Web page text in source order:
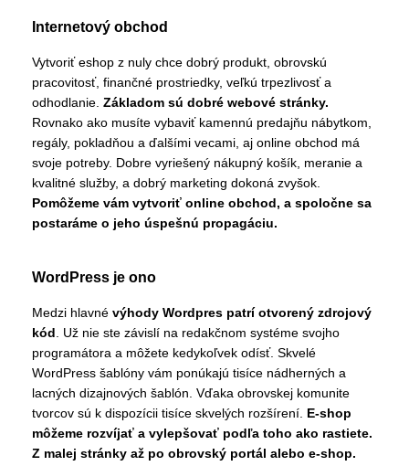
Internetový obchod
Vytvoriť eshop z nuly chce dobrý produkt, obrovskú
pracovitosť, finančné prostriedky, veľkú trpezlivosť a
odhodlanie. Základom sú dobré webové stránky.
Rovnako ako musíte vybaviť kamennú predajňu nábytkom,
regály, pokladňou a ďalšími vecami, aj online obchod má
svoje potreby. Dobre vyriešený nákupný košík, meranie a
kvalitné služby, a dobrý marketing dokoná zvyšok.
Pomôžeme vám vytvoriť online obchod, a spoločne sa
postaráme o jeho úspešnú propagáciu.
WordPress je ono
Medzi hlavné výhody Wordpres patrí otvorený zdrojový
kód . Už nie ste závislí na redakčnom systéme svojho
programátora a môžete kedykoľvek odísť. Skvelé
WordPress šablóny vám ponúkajú tisíce nádherných a
lacných dizajnových šablón. Vďaka obrovskej komunite
tvorcov sú k dispozícii tisíce skvelých rozšírení. E-shop
môžeme rozvíjať a vylepšovať podľa toho ako rastiete.
Z malej stránky až po obrovský portál alebo e-shop.